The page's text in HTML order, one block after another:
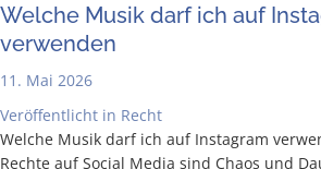
Wel­che Musik darf ich auf
verwenden
11. Mai 2026
Veröffentlicht in Recht
Wel­che Musik darf ich auf Insta­gram
Rech­te auf Social Media sind Cha­os und